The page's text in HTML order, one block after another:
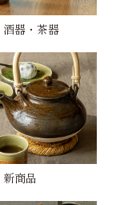
酒器・茶器
新商品